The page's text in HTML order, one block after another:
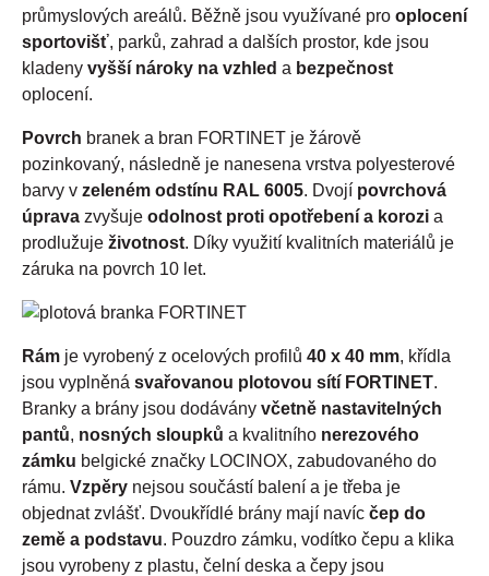
průmyslových areálů. Běžně jsou využívané pro oplocení
sportovišť, parků, zahrad a dalších prostor, kde jsou
kladeny vyšší nároky na vzhled a bezpečnost
oplocení.
Povrch branek a bran FORTINET je žárově
pozinkovaný, následně je nanesena vrstva polyesterové
barvy v zeleném odstínu RAL 6005. Dvojí povrchová
úprava zvyšuje odolnost proti opotřebení a korozi a
prodlužuje životnost. Díky využití kvalitních materiálů je
záruka na povrch 10 let.
Rám je vyrobený z ocelových profilů 40 x 40 mm, křídla
jsou vyplněná svařovanou plotovou sítí FORTINET.
Branky a brány jsou dodávány včetně nastavitelných
pantů, nosných sloupků a kvalitního nerezového
zámku belgické značky LOCINOX, zabudovaného do
rámu. Vzpěry nejsou součástí balení a je třeba je
objednat zvlášť. Dvoukřídlé brány mají navíc čep do
země a podstavu. Pouzdro zámku, vodítko čepu a klika
jsou vyrobeny z plastu, čelní deska a čepy jsou